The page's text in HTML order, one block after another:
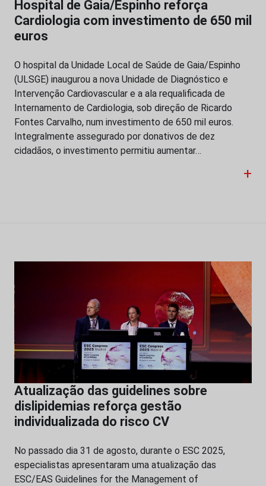
Hospital de Gaia/Espinho reforça
Cardiologia com investimento de 650 mil
euros
O hospital da Unidade Local de Saúde de Gaia/Espinho
(ULSGE) inaugurou a nova Unidade de Diagnóstico e
Intervenção Cardiovascular e a ala requalificada de
Internamento de Cardiologia, sob direção de Ricardo
Fontes Carvalho, num investimento de 650 mil euros.
Integralmente assegurado por donativos de dez
cidadãos, o investimento permitiu aumentar…
+
Atualização das guidelines sobre
dislipidemias reforça gestão
individualizada do risco CV
No passado dia 31 de agosto, durante o ESC 2025,
especialistas apresentaram uma atualização das
ESC/EAS Guidelines for the Management of